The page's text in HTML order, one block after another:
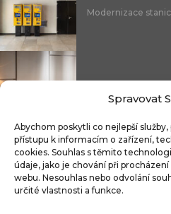
Spravovat
Abychom poskytli co nejlepší
přístupu k informacím o zařízení,
cookies. Souhlas s těmito
údaje, jako je chování při
webu. Nesouhlas nebo odvolání
určité vlastnosti a funkce.
Modernizace
Čistitelné látky s